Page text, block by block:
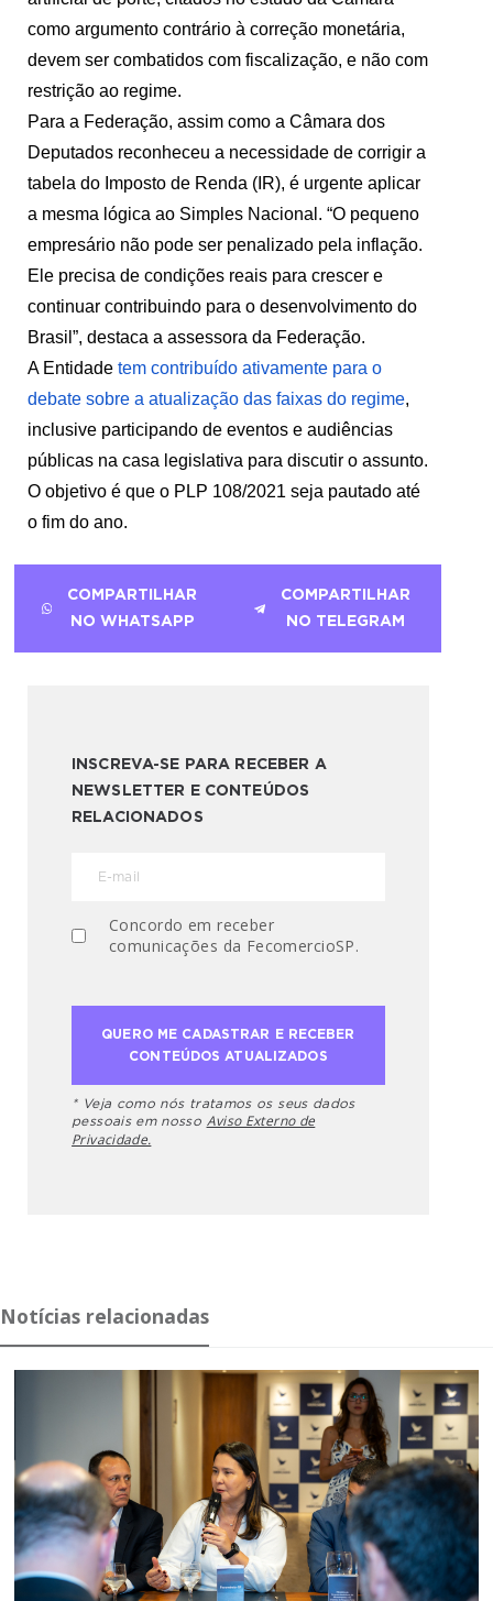
como argumento contrário à correção monetária,
devem ser combatidos com fiscalização, e não com
restrição ao regime.
Para a Federação, assim como a Câmara dos
Deputados reconheceu a necessidade de corrigir a
tabela do Imposto de Renda (IR), é urgente aplicar
a mesma lógica ao Simples Nacional. “O pequeno
empresário não pode ser penalizado pela inflação.
Ele precisa de condições reais para crescer e
continuar contribuindo para o desenvolvimento do
Brasil”, destaca a assessora da Federação.
A Entidadetem contribuído ativamente para o
debate sobre a atualização das faixas do regime,
inclusive participando de eventos e audiências
públicas na casa legislativa para discutir o assunto.
O objetivo é que o PLP 108/2021 seja pautado até
o fim do ano.
COMPARTILHAR
NO WHATSAPP
COMPARTILHAR
NO TELEGRAM
INSCREVA-SE PARA RECEBER A
NEWSLETTER E CONTEÚDOS
RELACIONADOS
Concordo em receber
comunicações da FecomercioSP.
* Veja como nós tratamos os seus dados
pessoais em nosso Aviso Externo de
Privacidade.
Notícias relacionadas